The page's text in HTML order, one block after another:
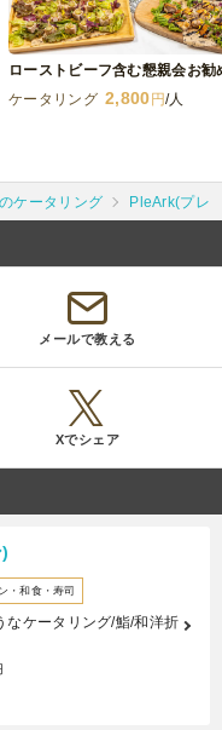
ケータリング 2,800 円/人
ケータリング PleArk(プレ
メールで教える
Xでシェア
・和食・寿司
なケータリング/鮨/和洋折